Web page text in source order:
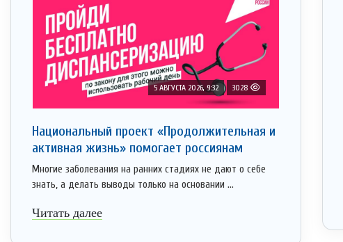
5 АВГУСТА 2026, 9:32 3028
Национальный проект «Продолжительная и
активная жизнь» помогает россиянам
Многие заболевания на ранних стадиях не дают о себе
знать, а делать выводы только на основании ...
Читать далее